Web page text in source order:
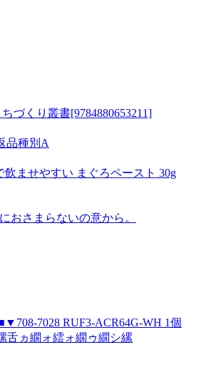
づくり叢書[9784880653211]
品種別A
ませやすい まぐろペースト 30g
おさまらないの意から。
7028 RUF3-ACR64G-WH 1個
舌ヵ繝ォ繧ォ繝ゥ繝シ縲